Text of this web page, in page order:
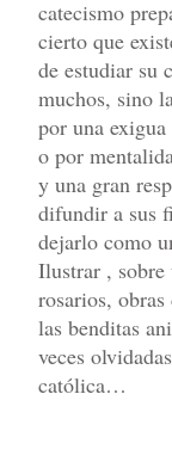
catecismo
cierto que
de estudiar su
muchos, sino
por una
o por
y una gran
difundir a sus
dejarlo como
Ilustrar , sobre
rosarios,
las benditas
veces
católica…